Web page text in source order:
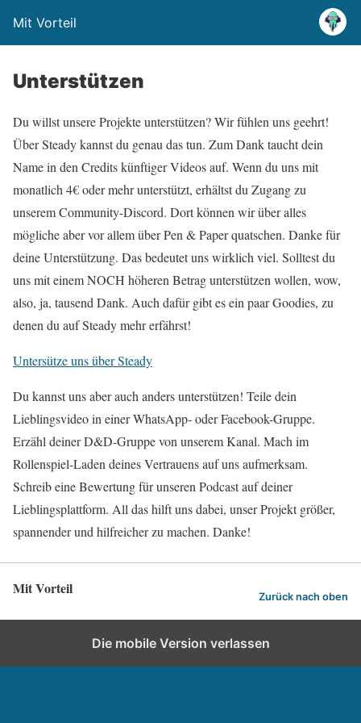
Mit Vorteil
Unterstützen
Du willst unsere Projekte unterstützen? Wir fühlen uns geehrt!
Über Steady kannst du genau das tun. Zum Dank taucht dein
Name in den Credits künftiger Videos auf. Wenn du uns mit
monatlich 4€ oder mehr unterstützt, erhältst du Zugang zu
unserem Community-Discord. Dort können wir über alles
mögliche aber vor allem über Pen & Paper quatschen. Danke für
deine Unterstützung. Das bedeutet uns wirklich viel. Solltest du
uns mit einem NOCH höheren Betrag unterstützen wollen, wow,
also, ja, tausend Dank. Auch dafür gibt es ein paar Goodies, zu
denen du auf Steady mehr erfährst!
Untersütze uns über Steady
Du kannst uns aber auch anders unterstützen! Teile dein
Lieblingsvideo in einer WhatsApp- oder Facebook-Gruppe.
Erzähl deiner D&D-Gruppe von unserem Kanal. Mach im
Rollenspiel-Laden deines Vertrauens auf uns aufmerksam.
Schreib eine Bewertung für unseren Podcast auf deiner
Lieblingsplattform. All das hilft uns dabei, unser Projekt größer,
spannender und hilfreicher zu machen. Danke!
Mit Vorteil Zurück nach oben
Die mobile Version verlassen